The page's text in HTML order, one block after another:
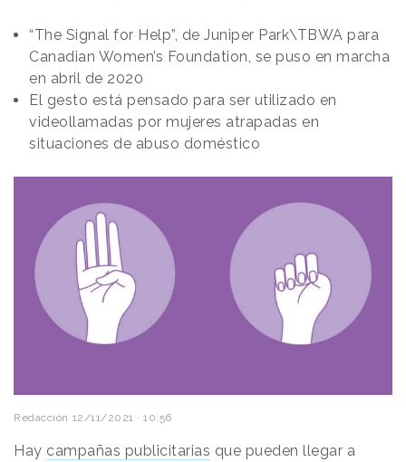
“The Signal for Help”, de Juniper Park\TBWA para
Canadian Women’s Foundation, se puso en marcha
en abril de 2020
El gesto está pensado para ser utilizado en
videollamadas por mujeres atrapadas en
situaciones de abuso doméstico
Redacción 12/11/2021 · 10:56
Hay campañas publicitarias que pueden llegar a